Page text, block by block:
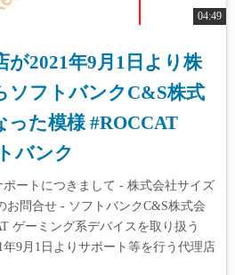
04:49
が2021年9月1日より株
ソフトバンクC&S株式
た模様 #ROCCAT
バンク
ポートにつきまして - 株式会社サイズ
お問合せ - ソフトバンクC&S株式会
ゲーミング系デバイスを取り扱う
年9月1日よりサポート等を行う代理店